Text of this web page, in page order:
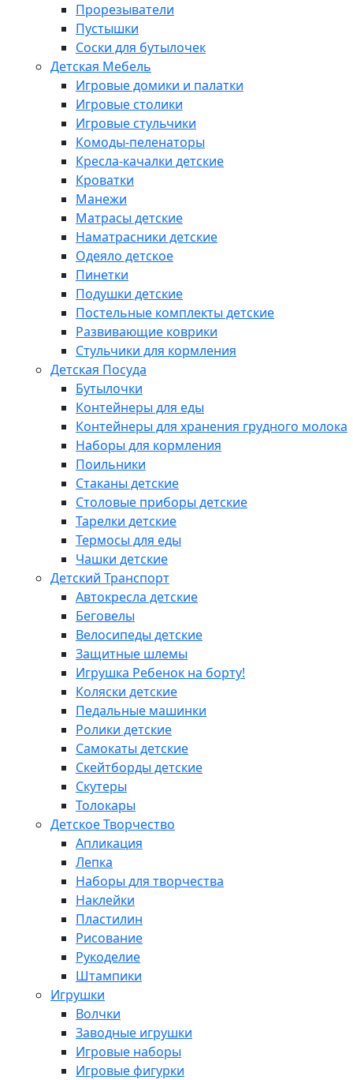
Прорезыватели
Пустышки
Соски для бутылочек
Детская Мебель
Игровые домики и палатки
Игровые столики
Игровые стульчики
Комоды-пеленаторы
Кресла-качалки детские
Кроватки
Манежи
Матрасы детские
Наматрасники детские
Одеяло детское
Пинетки
Подушки детские
Постельные комплекты детские
Развивающие коврики
Стульчики для кормления
Детская Посуда
Бутылочки
Контейнеры для еды
Контейнеры для хранения грудного молока
Наборы для кормления
Поильники
Стаканы детские
Столовые приборы детские
Тарелки детские
Термосы для еды
Чашки детские
Детский Транспорт
Автокресла детские
Беговелы
Велосипеды детские
Защитные шлемы
Игрушка Ребенок на борту!
Коляски детские
Педальные машинки
Ролики детские
Самокаты детские
Скейтборды детские
Скутеры
Толокары
Детское Творчество
Апликация
Лепка
Наборы для творчества
Наклейки
Пластилин
Рисование
Рукоделие
Штампики
Игрушки
Волчки
Заводные игрушки
Игровые наборы
Игровые фигурки